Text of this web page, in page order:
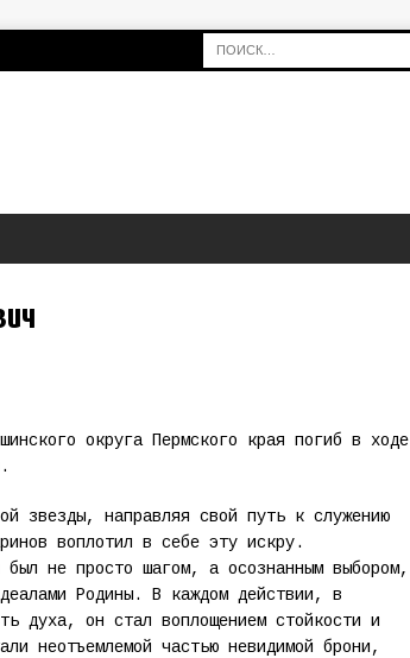
округа Пермского края погиб в ходе
звезды, направляя свой путь к служению
воплотил в себе эту искру.
был не просто шагом, а осознанным выбором,
Родины. В каждом действии, в
духа, он стал воплощением стойкости и
неотъемлемой частью невидимой брони,